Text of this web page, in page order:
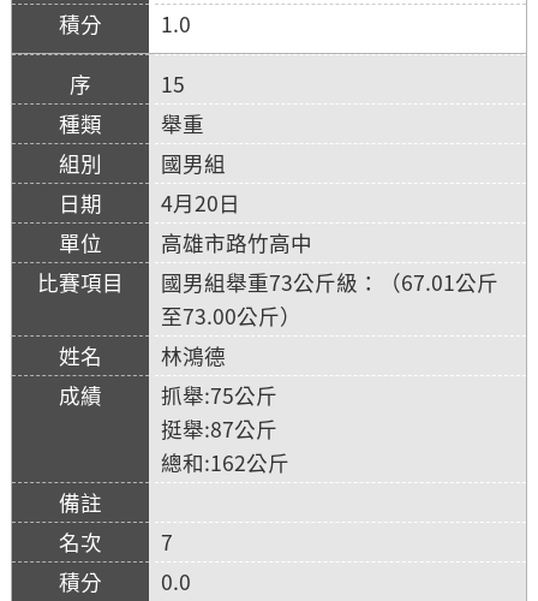
1.0
15
舉重
國男組
4月20日
高雄市路竹高中
國男組舉重73公斤級：（67.01公斤
至73.00公斤）
林鴻德
抓舉:75公斤
挺舉:87公斤
總和:162公斤
7
0.0